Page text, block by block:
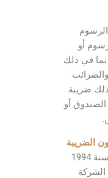
أو
في ذلك
ضريبة
الصندوق أو
الضريبة
العامة على المبيعات رقم (6) لسنة 1994
الشركة